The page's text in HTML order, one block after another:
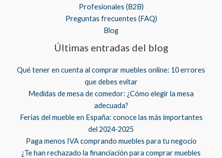
Profesionales (B2B)
Preguntas frecuentes (FAQ)
Blog
Últimas entradas del blog
Qué tener en cuenta al comprar muebles online: 10 errores
que debes evitar
Medidas de mesa de comedor: ¿Cómo elegir la mesa
adecuada?
Ferias del mueble en España: conoce las más importantes
del 2024-2025
Paga menos IVA comprando muebles para tu negocio
¿Te han rechazado la financiación para comprar muebles